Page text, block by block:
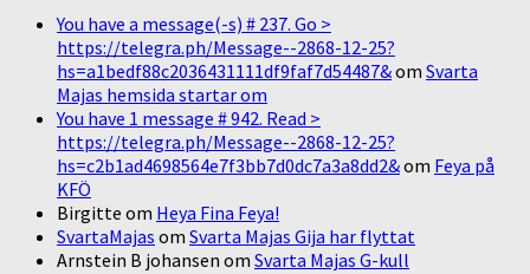
You have a message(-s) # 237. Go >
https://telegra.ph/Message--2868-12-25?
hs=a1bedf88c2036431111df9faf7d54487&om Svarta
Majas hemsida startar om
You have 1 message # 942. Read >
https://telegra.ph/Message--2868-12-25?
hs=c2b1ad4698564e7f3bb7d0dc7a3a8dd2&om Feya på
KFÖ
Birgitte om Heya Fina Feya!
SvartaMajas om Svarta Majas Gija har flyttat
Arnstein B johansen om Svarta Majas G-kull